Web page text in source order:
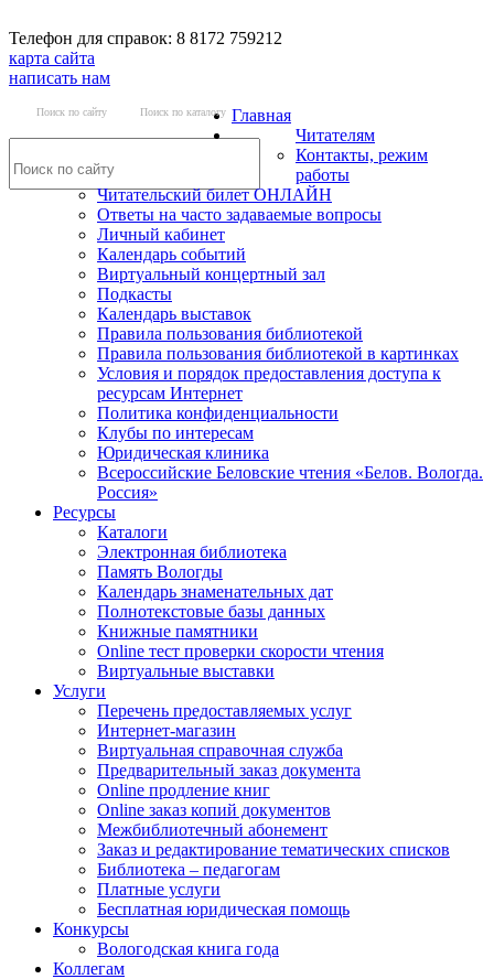
Телефон для справок: 8 8172 759212
карта сайта
написать нам
Поиск по сайту Поиск по каталогу Главная
Читателям
Контакты, режим
работы
Читательский билет ОНЛАЙН
Ответы на часто задаваемые вопросы
Личный кабинет
Календарь событий
Виртуальный концертный зал
Подкасты
Календарь выставок
Правила пользования библиотекой
Правила пользования библиотекой в картинках
Условия и порядок предоставления доступа к
ресурсам Интернет
Политика конфиденциальности
Клубы по интересам
Юридическая клиника
Всероссийские Беловские чтения «Белов. Вологда.
Россия»
Ресурсы
Каталоги
Электронная библиотека
Память Вологды
Календарь знаменательных дат
Полнотекстовые базы данных
Книжные памятники
Online тест проверки скорости чтения
Виртуальные выставки
Услуги
Перечень предоставляемых услуг
Интернет-магазин
Виртуальная справочная служба
Предварительный заказ документа
Online продление книг
Online заказ копий документов
Межбиблиотечный абонемент
Заказ и редактирование тематических списков
Библиотека – педагогам
Платные услуги
Бесплатная юридическая помощь
Конкурсы
Вологодская книга года
Коллегам